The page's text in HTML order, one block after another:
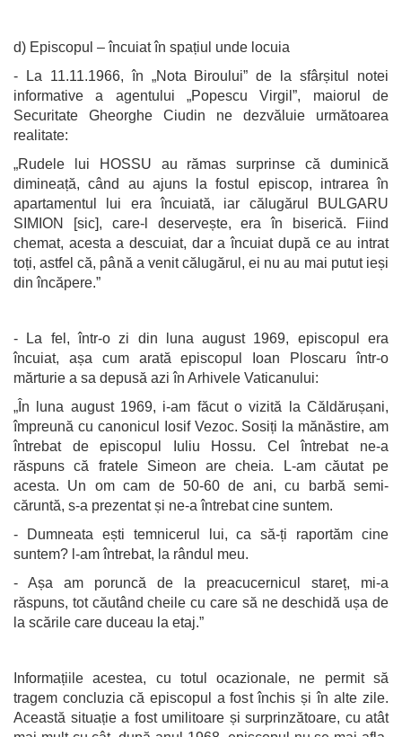
d) Episcopul – încuiat în spațiul unde locuia
- La 11.11.1966, în „Nota Biroului” de la sfârșitul notei
informative a agentului „Popescu Virgil”, maiorul de
Securitate Gheorghe Ciudin ne dezvăluie următoarea
realitate:
„Rudele lui HOSSU au rămas surprinse că duminică
dimineață, când au ajuns la fostul episcop, intrarea în
apartamentul lui era încuiată, iar călugărul BULGARU
SIMION [sic], care-l deservește, era în biserică. Fiind
chemat, acesta a descuiat, dar a încuiat după ce au intrat
toți, astfel că, până a venit călugărul, ei nu au mai putut ieși
din încăpere.”
- La fel, într-o zi din luna august 1969, episcopul era
încuiat, așa cum arată episcopul Ioan Ploscaru într-o
mărturie a sa depusă azi în Arhivele Vaticanului:
„În luna august 1969, i-am făcut o vizită la Căldărușani,
împreună cu canonicul Iosif Vezoc. Sosiți la mănăstire, am
întrebat de episcopul Iuliu Hossu. Cel întrebat ne-a
răspuns că fratele Simeon are cheia. L-am căutat pe
acesta. Un om cam de 50-60 de ani, cu barbă semi-
căruntă, s-a prezentat și ne-a întrebat cine suntem.
- Dumneata ești temnicerul lui, ca să-ți raportăm cine
suntem? l-am întrebat, la rândul meu.
- Așa am poruncă de la preacucernicul stareț, mi-a
răspuns, tot căutând cheile cu care să ne deschidă ușa de
la scările care duceau la etaj.”
Informațiile acestea, cu totul ocazionale, ne permit să
tragem concluzia că episcopul a fost închis și în alte zile.
Această situație a fost umilitoare și surprinzătoare, cu atât